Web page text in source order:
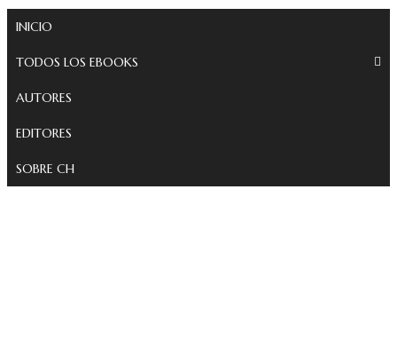
INICIO
TODOS LOS EBOOKS
AUTORES
EDITORES
SOBRE CH